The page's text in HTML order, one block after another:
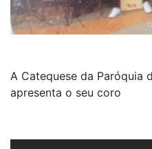
A Catequese da Paróquia
apresenta o seu coro